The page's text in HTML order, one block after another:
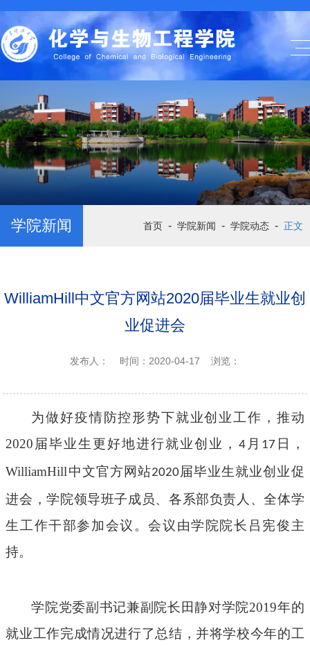
学院新闻 首页 - 学院新闻 - 学院动态 - 正文
WilliamHill中文官方网站2020届毕业生就业创
业促进会
发布人： 时间：2020-04-17 浏览：
为做好疫情防控形势下就业创业工作，推动
2020 届毕业生更好地进行就业创业， 4月 17 日，
WilliamHill中文官方网站2020 届毕业生就业创业促
进会，学院领导班子成员、各系部负责人、全体学
生工作干部参加会议。会议由学院院长吕宪俊主
持。
学院党委副书记兼副院长田静对学院2019年的
就业工作完成情况进行了总结，并将学校今年的工